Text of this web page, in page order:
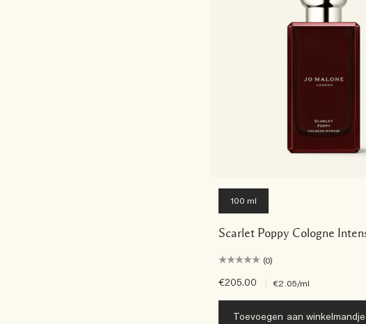
100 ml
Scarlet Poppy Cologne
(0)
€205.00 €2.05/ml
Toevoegen aan winkelmandje